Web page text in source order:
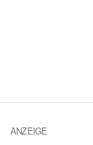
ANZEIGE